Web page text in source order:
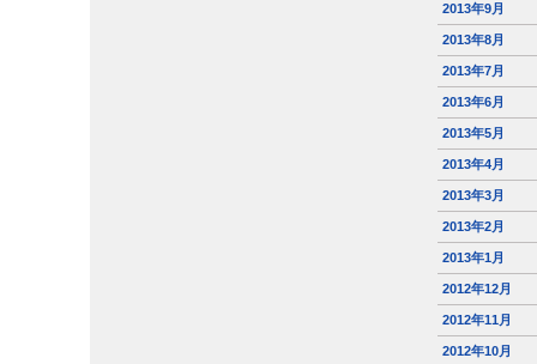
2013年9月
2013年8月
2013年7月
2013年6月
2013年5月
2013年4月
2013年3月
2013年2月
2013年1月
2012年12月
2012年11月
2012年10月